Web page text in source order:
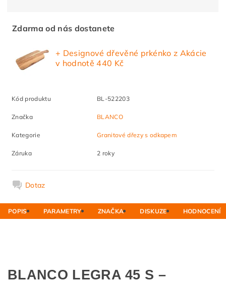
Zdarma od nás dostanete
+ Designové dřevěné prkénko z Akácie
v hodnotě 440 Kč
Kód produktu BL-522203
Značka BLANCO
Kategorie Granitové dřezy s odkapem
Záruka 2 roky
Dotaz
POPIS PARAMETRY ZNAČKA DISKUZE HODNOCENÍ
BLANCO LEGRA 45 S –